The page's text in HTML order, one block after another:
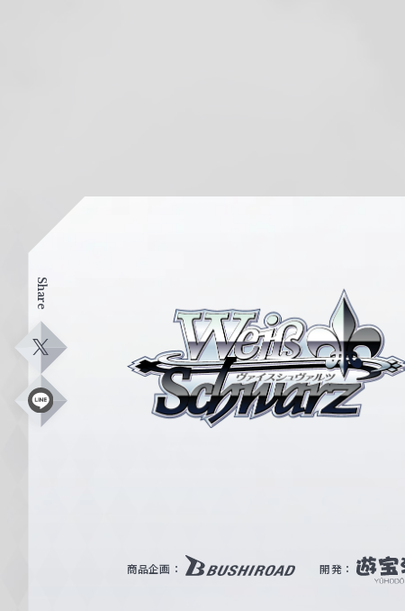
Share
X
L
ス
W
商品企画： 開発：